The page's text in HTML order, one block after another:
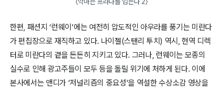
한편, 패션지 ‘런웨이’에는 여전히 압도적인 아우라를 풍기는 미란다
가 편집장으로 재직하고 있다. 나이젤(스탠리 투치) 역시, 현역 디렉
터로 미란다의 곁을 든든히 지키고 있다. 그러나, 런웨이는 모종의
실수로 인해 광고주들이 모두 등을 돌릴 위기에 처하게 된다. 이에
본사에서는 앤디가 ‘저널리즘의 중요성’을 역설한 수상소감 영상을